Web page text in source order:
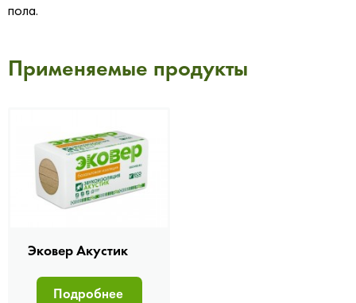
пола.
Применяемые продукты
Эковер Акустик
Подробнее